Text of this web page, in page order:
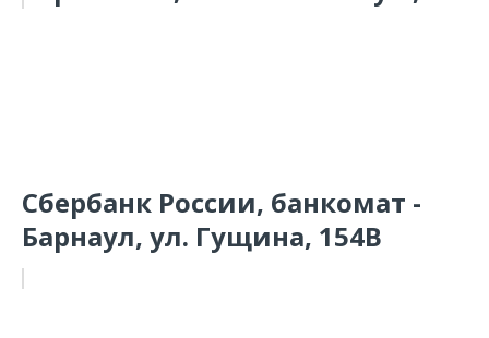
Сбербанк России, банкомат -
Барнаул, ул. Гущина, 154В